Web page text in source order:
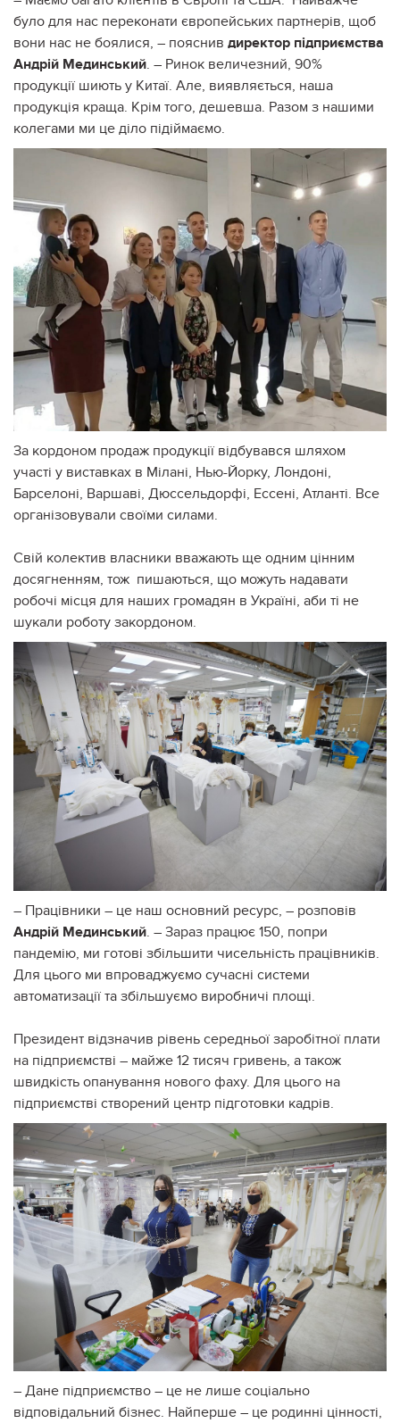
було для нас переконати європейських партнерів, щоб
вони нас не боялися, – пояснив директор підприємства
Андрій Мединський. – Ринок величезний, 90%
продукції шиють у Китаї. Але, виявляється, наша
продукція краща. Крім того, дешевша. Разом з нашими
колегами ми це діло підіймаємо.
За кордоном продаж продукції відбувався шляхом
участі у виставках в Мілані, Нью-Йорку, Лондоні,
Барселоні, Варшаві, Дюссельдорфі, Ессені, Атланті. Все
організовували своїми силами.
Свій колектив власники вважають ще одним цінним
досягненням, тож пишаються, що можуть надавати
робочі місця для наших громадян в Україні, аби ті не
шукали роботу закордоном.
– Працівники – це наш основний ресурс, – розповів
Андрій Мединський. – Зараз працює 150, попри
пандемію, ми готові збільшити чисельність працівників.
Для цього ми впроваджуємо сучасні системи
автоматизації та збільшуємо виробничі площі.
Президент відзначив рівень середньої заробітної плати
на підприємстві – майже 12 тисяч гривень, а також
швидкість опанування нового фаху. Для цього на
підприємстві створений центр підготовки кадрів.
– Дане підприємство – це не лише соціально
відповідальний бізнес. Найперше – це родинні цінності,